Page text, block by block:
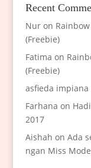
Recent
Nuron
(Freebie)
Fatima on
(Freebie)
asfieda impiana
Farhana on
2017
Aishah on Ada
ngan Miss